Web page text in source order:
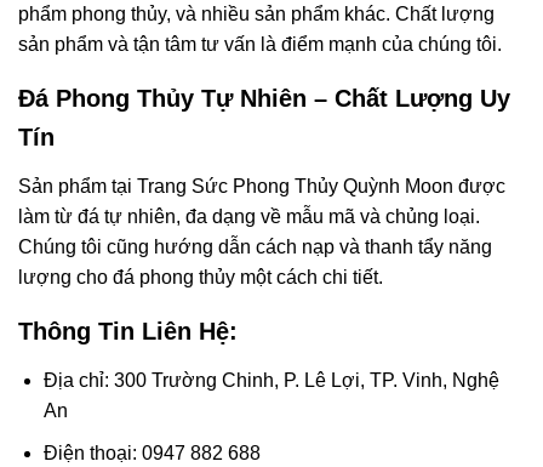
phẩm phong thủy, và nhiều sản phẩm khác. Chất lượng
sản phẩm và tận tâm tư vấn là điểm mạnh của chúng tôi.
Đá Phong Thủy Tự Nhiên – Chất Lượng Uy
Tín
Sản phẩm tại Trang Sức Phong Thủy Quỳnh Moon được
làm từ đá tự nhiên, đa dạng về mẫu mã và chủng loại.
Chúng tôi cũng hướng dẫn cách nạp và thanh tẩy năng
lượng cho đá phong thủy một cách chi tiết.
Thông Tin Liên Hệ:
Địa chỉ: 300 Trường Chinh, P. Lê Lợi, TP. Vinh, Nghệ
An
Điện thoại: 0947 882 688